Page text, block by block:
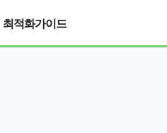
최적화가이드